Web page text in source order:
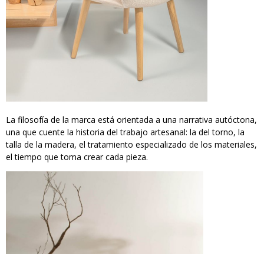
La filosofía de la marca está orientada a una narrativa autóctona,
una que cuente la historia del trabajo artesanal: la del torno, la
talla de la madera, el tratamiento especializado de los materiales,
el tiempo que toma crear cada pieza.